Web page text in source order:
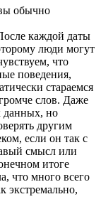
обычно
каждой даты
люди могут
что
поведения,
стараемся
слов. Даже
данных, но
другим
если он так с
смысл или
итоге
что много всего
экстремально,